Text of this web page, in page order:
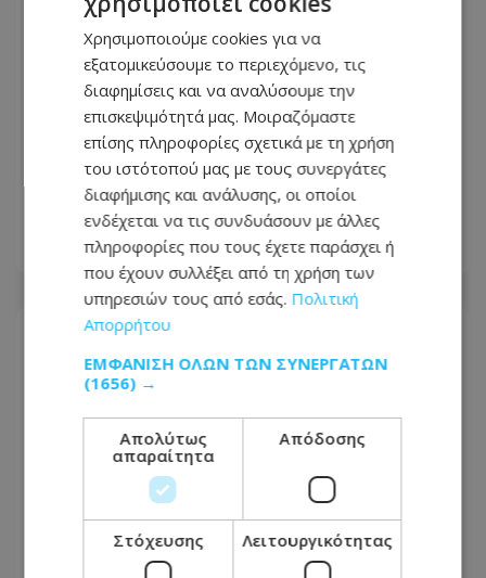
Στον «αέρα» η πρόσβαση στην
παραλία σκύλων της Λάρνακας -
Ζητούν παρέμβαση των Αρχών -
Φωτογραφίες
07.08.2026 - 08:33
Χρησιμοποιούμε cookies για να
εξατομικεύσουμε το περιεχόμενο, τις
διαφημίσεις και να αναλύσουμε την
επισκεψιμότητά μας. Μοιραζόμαστε
επίσης πληροφορίες σχετικά με τη χρήση
του ιστότοπού μας με τους συνεργάτες
διαφήμισης και ανάλυσης, οι οποίοι
ενδέχεται να τις συνδυάσουν με άλλες
πληροφορίες που τους έχετε παράσχει ή
που έχουν συλλέξει από τη χρήση των
υπηρεσιών τους από εσάς. Πολιτική
Απορρήτου
ΕΜΦΆΝΙΣΗ ΌΛΩΝ ΤΩΝ ΣΥΝΕΡΓΑΤΏΝ
(1656) →
Απολύτως
απαραίτητα
Απόδοσης
Στόχευσης Λειτουργικότητας